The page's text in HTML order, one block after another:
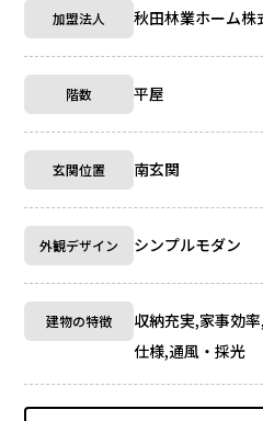
加盟法人 秋田林業ホーム株
階数 平屋
玄関位置 南玄関
外観デザイン シンプルモダン
建物の特徴
収納充実,家事効
仕様,通風・採光